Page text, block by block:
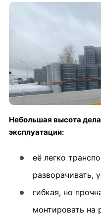
Небольшая высота
эксплуатации:
её легко
разворачивать,
гибкая, но
монтировать на